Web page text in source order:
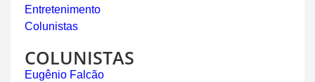
Entretenimento
Colunistas
COLUNISTAS
Eugênio Falcão